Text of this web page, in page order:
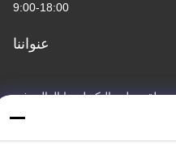
9:00-18:00
عنواننا
منطقة تطور التكنولوجيا العالية في